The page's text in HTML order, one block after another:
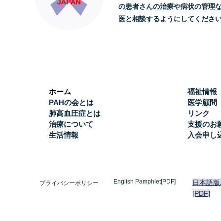
の患者さんの治療や病状の管理
医と相談するようにしてくださ
ホーム
PAHの会とは
肺高血圧症とは
治療について
生活情報
福祉情報
医学顧問
リンク
支援のお
入会申し
プライバシーポリシー English Pamphlet[PDF]
日本語
[PDF]